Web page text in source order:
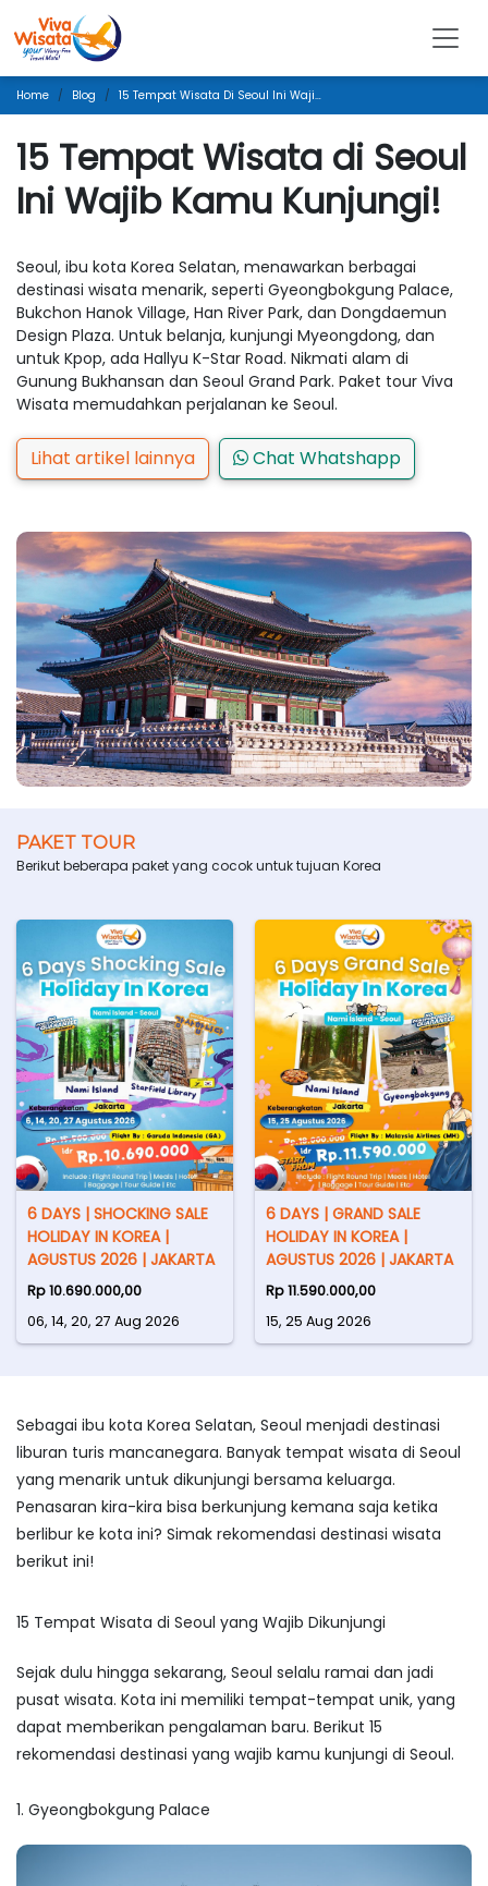
Home Blog 15 Tempat Wisata Di Seoul Ini Wajib Kamu Kunjungi!
15 Tempat Wisata di Seoul
Ini Wajib Kamu Kunjungi!
Seoul, ibu kota Korea Selatan, menawarkan berbagai
destinasi wisata menarik, seperti Gyeongbokgung Palace,
Bukchon Hanok Village, Han River Park, dan Dongdaemun
Design Plaza. Untuk belanja, kunjungi Myeongdong, dan
untuk Kpop, ada Hallyu K-Star Road. Nikmati alam di
Gunung Bukhansan dan Seoul Grand Park. Paket tour Viva
Wisata memudahkan perjalanan ke Seoul.
Lihat artikel lainnya Chat Whatshapp
PAKET TOUR
Berikut beberapa paket yang cocok untuk tujuan Korea
6 DAYS | SHOCKING SALE
HOLIDAY IN KOREA |
AGUSTUS 2026 | JAKARTA
Rp 10.690.000,00
06, 14, 20, 27 Aug 2026
6 DAYS | GRAND SALE
HOLIDAY IN KOREA |
AGUSTUS 2026 | JAKARTA
Rp 11.590.000,00
15, 25 Aug 2026
Sebagai ibu kota Korea Selatan, Seoul menjadi destinasi
liburan turis mancanegara. Banyak tempat wisata di Seoul
yang menarik untuk dikunjungi bersama keluarga.
Penasaran kira-kira bisa berkunjung kemana saja ketika
berlibur ke kota ini? Simak rekomendasi destinasi wisata
berikut ini!
15 Tempat Wisata di Seoul yang Wajib Dikunjungi
Sejak dulu hingga sekarang, Seoul selalu ramai dan jadi
pusat wisata. Kota ini memiliki tempat-tempat unik, yang
dapat memberikan pengalaman baru. Berikut 15
rekomendasi destinasi yang wajib kamu kunjungi di Seoul.
1. Gyeongbokgung Palace